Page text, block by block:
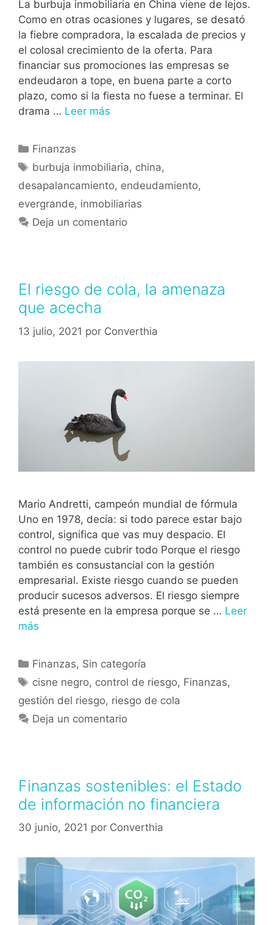
La burbuja inmobiliaria en China viene de lejos.
Como en otras ocasiones y lugares, se desató
la fiebre compradora, la escalada de precios y
el colosal crecimiento de la oferta. Para
financiar sus promociones las empresas se
endeudaron a tope, en buena parte a corto
plazo, como si la fiesta no fuese a terminar. El
drama … Leer más
Finanzas
burbuja inmobiliaria, china,
desapalancamiento, endeudamiento,
evergrande, inmobiliarias
Deja un comentario
El riesgo de cola, la amenaza
que acecha
13 julio, 2021 por Converthia
Mario Andretti, campeón mundial de fórmula
Uno en 1978, decía: si todo parece estar bajo
control, significa que vas muy despacio. El
control no puede cubrir todo Porque el riesgo
también es consustancial con la gestión
empresarial. Existe riesgo cuando se pueden
producir sucesos adversos. El riesgo siempre
está presente en la empresa porque se … Leer
más
Finanzas, Sin categoría
cisne negro, control de riesgo, Finanzas,
gestión del riesgo, riesgo de cola
Deja un comentario
Finanzas sostenibles: el Estado
de información no financiera
30 junio, 2021 por Converthia